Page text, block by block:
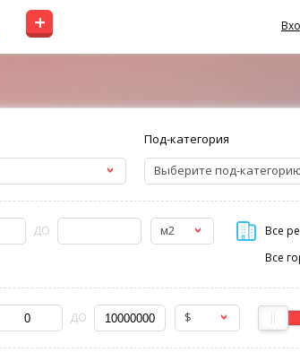
+
Под-категория
Выберите под-
ДО м2 Все
Все
ДО $